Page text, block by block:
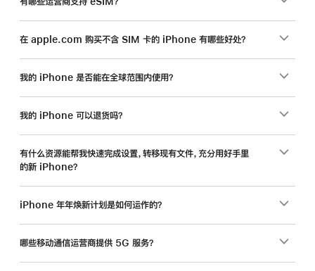
在 apple.com 购买不含 SIM 卡的 iPhone 有哪些好处？
我的 iPhone 是否能在全球范围内使用？
我的 iPhone 可以退货吗？
有什么资源能帮我快速完成设置，转移现有文件，充分用好手里
的新 iPhone？
iPhone 年年焕新计划是如何运作的？
哪些移动通信运营商提供 5G 服务？